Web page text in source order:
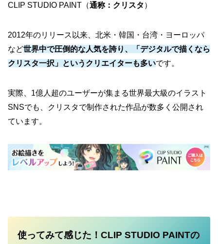
CLIP STUDIO PAINT（通称：クリスタ ）
2012年のリリース以来、北米・韓国・台湾・ヨーロッパ
など世界中で圧倒的な人気を誇り、「デジタルで描くなら
クリスタ一択」というクリエイターも多いです。
実際、1億人超のユーザーが集まる世界最大級のイラスト
SNSでも、クリスタで制作された作品が数多く公開され
ています。
使ってみて感じた！CLIP STUDIO PAINTの